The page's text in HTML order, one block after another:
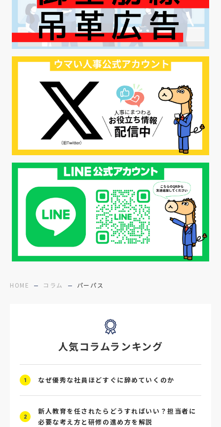
HOME コラム パーパス
#ハラスメント対策 #SNS活用
#リクルーター制度 #内定辞退の防止
#歩留まり改善 #採用ナーチャリング
#採用CX #学内セミナー #カジュアル面談
#転職ファストパス #PRO #採用代行
#エシカル採用 #エシカル就活
#メンタルヘルス #年間採用計画
#年間採用 #応募数の増やし方 #26卒
#27採用プレ #高校生採用
#面接フィードバック #不法就労
#障害者雇用 #メリット #ベネフィット
#医療福祉介護 #業界動向 #採用力
#求人広告
#スクラム採用 #転職イベント #転職フェア
#賃上げ #人事数珠繋ぎ
#4P分析 #競合他社 #タレントプール
人気コラムランキング
1 なぜ優秀な社員ほどすぐに辞めていくのか
2
新人教育を任されたらどうすればいい？担当者に
必要な考え方と研修の進め方を解説